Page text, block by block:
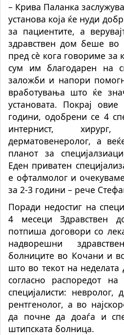
спремаат
– Крива Паланка
установа која ќе нуди
за пациентите, а
здравствен дом беше во
пред сѐ кога говориме за
сум им благодарен на
заложби и напори
вработувања што ќе
установата. Покрај
години, одобрени се 4
интернист,
дерматовенеролог, а
планот за
Еден приватен
е офталмолог и
за 2-3 години – рече
Поради недостиг на
4 месеци Здравствен
потпиша договори со
надворешни
болниците во Кочани и
што во текот на неделата
согласно распоредот
специјалисти: невролог,
рентгенолог, а во
да почне да доаѓа и
штипската болница.